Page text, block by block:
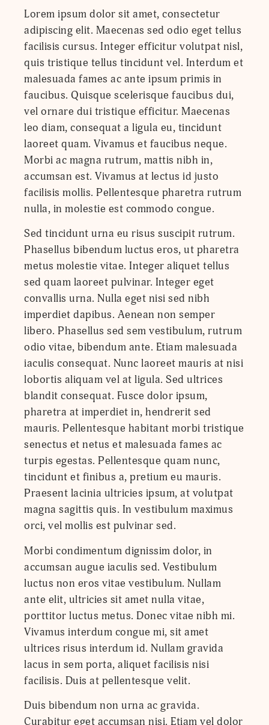
Lorem ipsum dolor sit amet, consectetur
adipiscing elit. Maecenas sed odio eget tellus
facilisis cursus. Integer efficitur volutpat nisl,
quis tristique tellus tincidunt vel. Interdum et
malesuada fames ac ante ipsum primis in
faucibus. Quisque scelerisque faucibus dui,
vel ornare dui tristique efficitur. Maecenas
leo diam, consequat a ligula eu, tincidunt
laoreet quam. Vivamus et faucibus neque.
Morbi ac magna rutrum, mattis nibh in,
accumsan est. Vivamus at lectus id justo
facilisis mollis. Pellentesque pharetra rutrum
nulla, in molestie est commodo congue.
Sed tincidunt urna eu risus suscipit rutrum.
Phasellus bibendum luctus eros, ut pharetra
metus molestie vitae. Integer aliquet tellus
sed quam laoreet pulvinar. Integer eget
convallis urna. Nulla eget nisi sed nibh
imperdiet dapibus. Aenean non semper
libero. Phasellus sed sem vestibulum, rutrum
odio vitae, bibendum ante. Etiam malesuada
iaculis consequat. Nunc laoreet mauris at nisi
lobortis aliquam vel at ligula. Sed ultrices
blandit consequat. Fusce dolor ipsum,
pharetra at imperdiet in, hendrerit sed
mauris. Pellentesque habitant morbi tristique
senectus et netus et malesuada fames ac
turpis egestas. Pellentesque quam nunc,
tincidunt et finibus a, pretium eu mauris.
Praesent lacinia ultricies ipsum, at volutpat
magna sagittis quis. In vestibulum maximus
orci, vel mollis est pulvinar sed.
Morbi condimentum dignissim dolor, in
accumsan augue iaculis sed. Vestibulum
luctus non eros vitae vestibulum. Nullam
ante elit, ultricies sit amet nulla vitae,
porttitor luctus metus. Donec vitae nibh mi.
Vivamus interdum congue mi, sit amet
ultrices risus interdum id. Nullam gravida
lacus in sem porta, aliquet facilisis nisi
facilisis. Duis at pellentesque velit.
Duis bibendum non urna ac gravida.
Curabitur eget accumsan nisi. Etiam vel dolor